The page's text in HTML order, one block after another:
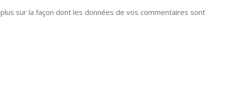
sur la façon dont les données de vos commentaires sont